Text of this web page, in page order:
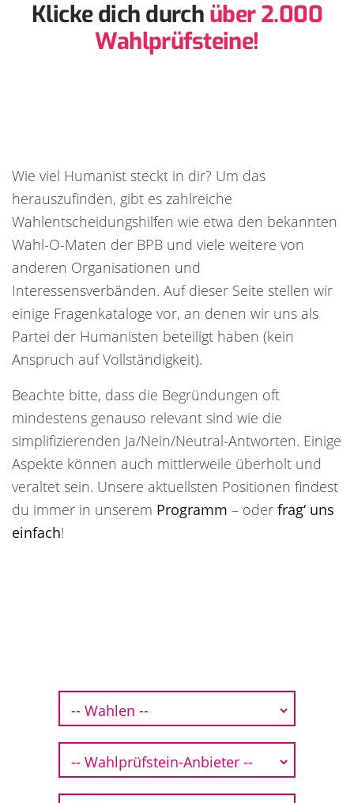
Klicke dich durch über 2.000
Wahlprüfsteine!
Wie viel Humanist steckt in dir? Um das
herauszufinden, gibt es zahlreiche
Wahlentscheidungshilfen wie etwa den bekannten
Wahl-O-Maten der BPB und viele weitere von
anderen Organisationen und
Interessensverbänden. Auf dieser Seite stellen wir
einige Fragenkataloge vor, an denen wir uns als
Partei der Humanisten beteiligt haben (kein
Anspruch auf Vollständigkeit).
Beachte bitte, dass die Begründungen oft
mindestens genauso relevant sind wie die
simplifizierenden Ja/Nein/Neutral-Antworten. Einige
Aspekte können auch mittlerweile überholt und
veraltet sein. Unsere aktuellsten Positionen findest
du immer in unserem Programm – oder frag‘ uns
einfach!